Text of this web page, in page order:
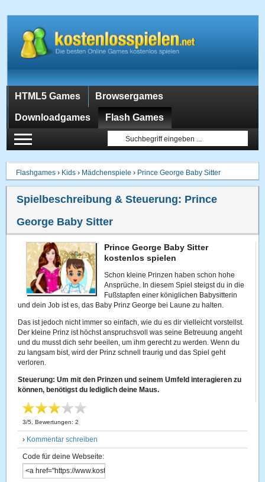
HTML5 Games Browsergames
Downloadgames Flash Games
Flashgames › Kids › Mädchenspiele › Prince George Baby Sitter
Spielbeschreibung & Steuerung: Prince
George Baby Sitter
Prince George Baby Sitter
kostenlos spielen
Schon kleine Prinzen haben schon hohe
Ansprüche. In diesem Spiel steigst du in die
Fußstapfen einer königlichen Babysitterin
und dein Job ist es, das Baby Prinz George bei Laune zu halten.
Das ist jedoch nicht immer so einfach, wie du es dir vielleicht vorstellst.
Der kleine Prinz ist höchst anspruchsvoll was seine Betreuung angeht
und du musst dich sehr beeilen, um ihm gerecht zu werden. Wenn du
zu langsam bist, wird der Prinz schnell traurig und das Spiel geht
verloren.
Steuerung: Um mit den Prinzen und seinem Umfeld interagieren zu
können, benötigst du lediglich deine Maus.
3/5 , Bewertungen:2
› Kommentar schreiben
Code für deine Webseite: